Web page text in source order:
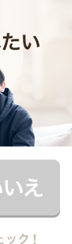
記事全文を見る
記事全文を見る
ストの声